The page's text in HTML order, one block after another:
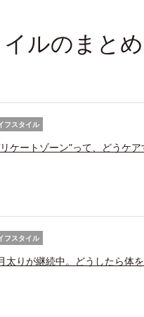
ルのまとめ
フスタイル
ケートゾーン”って、どうケ
フスタイル
太りが継続中。どうしたら体